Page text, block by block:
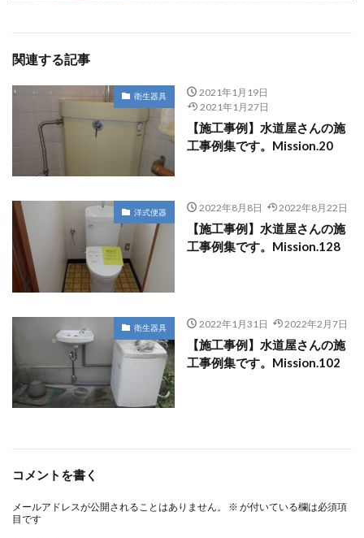
関連する記事
衛生器具
2021年1月19日
2021年1月27日
【施工事例】水道屋さんの施
工事例集です。Mission.20
洋式便器 2022年8月8日 2022年8月22日
【施工事例】水道屋さんの施
工事例集です。Mission.128
衛生器具 2022年1月31日 2022年2月7日
【施工事例】水道屋さんの施
工事例集です。Mission.102
コメントを書く
メールアドレスが公開されることはありません。 ※ が付いている欄は必須項
目です